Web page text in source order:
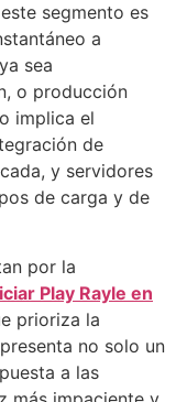
segmento es
a
sea
o producción
implica el
de
y servidores
de carga y de
por la
Play Rayle en
prioriza la
no solo un
a las